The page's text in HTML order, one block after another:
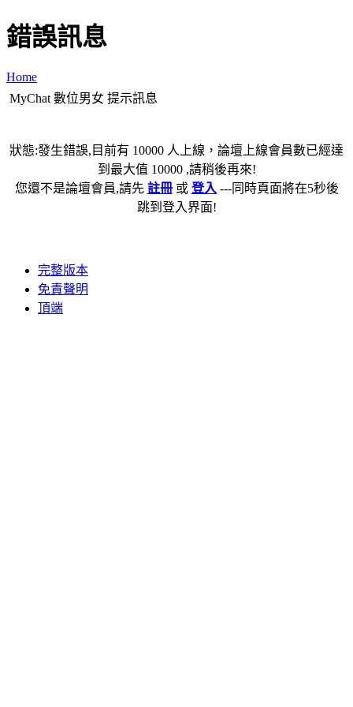
錯誤訊息
Home
MyChat 數位男女 提示訊息
狀態:發生錯誤,目前有 10000 人上線，論壇上線會員數已經達
到最大值 10000 ,請稍後再來!
您還不是論壇會員,請先 註冊或 登入 ---同時頁面將在5秒後
跳到登入界面!
完整版本
免責聲明
頂端